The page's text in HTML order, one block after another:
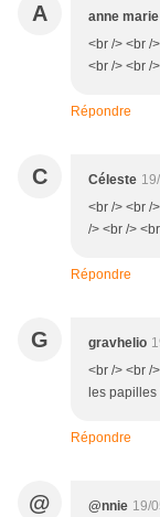
A anne marie
<br /> <br /
<br /> <br />
Répondre
C Céleste
<br /> <br /
/> <br />
Répondre
G gravhelio
<br /> <br /
les papilles
Répondre
@ @nnie 19/